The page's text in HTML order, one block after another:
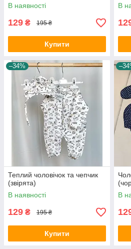
В наявності
129 ₴ 195 ₴
Купити
В
–34%
Теплий чоловічок та чепчик
(звірята)
В наявності
129 ₴ 195 ₴
Купити
В